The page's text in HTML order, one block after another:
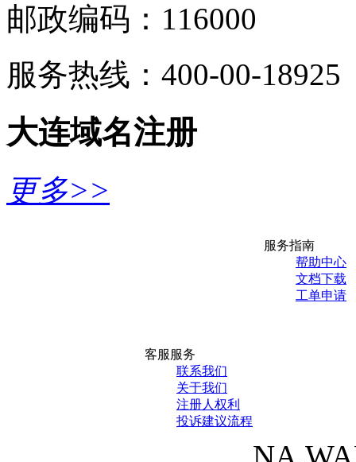
邮政编码：116000
服务热线：400-00-18925
大连域名注册
更多>>
服务指南
帮助中心
文档下载
工单申请
客服服务
联系我们
关于我们
注册人权利
投诉建议流程